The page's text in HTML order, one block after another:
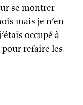
se montrer
mais je n’en
occupé à
pour refaire les